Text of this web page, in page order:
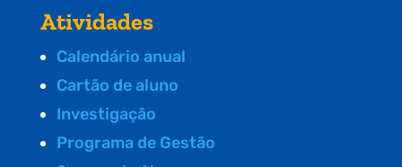
Atividades
Calendário anual
Cartão de aluno
Investigação
Programa de Gestão